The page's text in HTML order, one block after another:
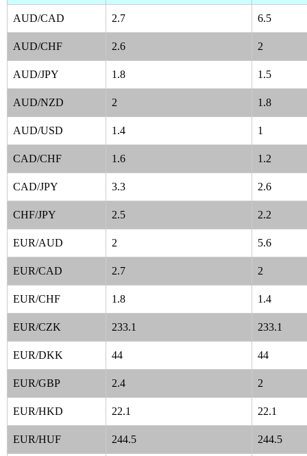
AUD/CAD 2.7 6.5
AUD/CHF 2.6 2
AUD/JPY 1.8 1.5
AUD/NZD 2 1.8
AUD/USD 1.4 1
CAD/CHF 1.6 1.2
CAD/JPY 3.3 2.6
CHF/JPY 2.5 2.2
EUR/AUD 2 5.6
EUR/CAD 2.7 2
EUR/CHF 1.8 1.4
EUR/CZK 233.1 233.1
EUR/DKK 44 44
EUR/GBP 2.4 2
EUR/HKD 22.1 22.1
EUR/HUF 244.5 244.5